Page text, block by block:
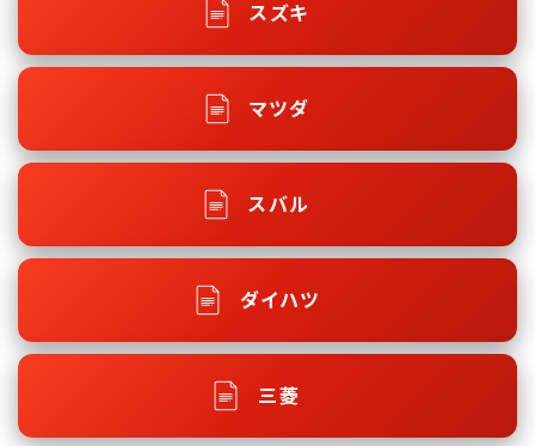
スズキ
マツダ
スバル
ダイハツ
三菱